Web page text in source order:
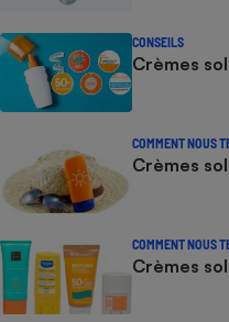
CONSEILS
Crèmes
COMMENT NOUS
Crèmes
COMMENT NOUS
Crèmes